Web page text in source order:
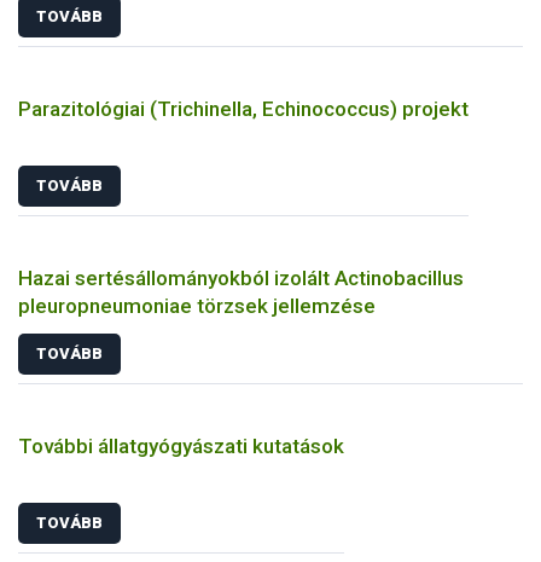
TOVÁBB
Parazitológiai (Trichinella, Echinococcus) projekt
TOVÁBB
Hazai sertésállományokból izolált Actinobacillus
pleuropneumoniae törzsek jellemzése
TOVÁBB
További állatgyógyászati kutatások
TOVÁBB